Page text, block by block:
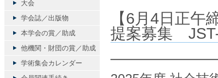
【6月4日正午
提案募集
大会
学会誌／出版物
本学会の賞／助成
他機関・財団の賞／助成
学術集会カレンダー